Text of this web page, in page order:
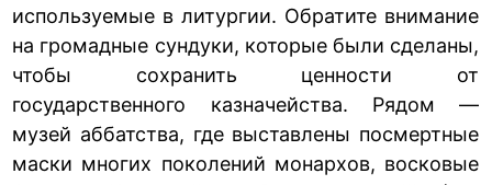
используемые в литургии. Обратите внимание
на громадные сундуки, которые были сделаны,
чтобы сохранить ценности от
государственного казначейства. Рядом —
музей аббатства, где выставлены посмертные
маски многих поколений монархов, восковые